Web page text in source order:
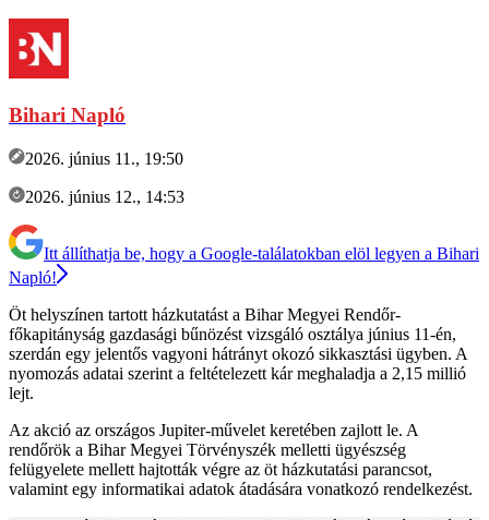
Bihari Napló
2026. június 11., 19:50
2026. június 12., 14:53
Itt állíthatja be, hogy a Google-találatokban elöl legyen a Bihari
Napló!
Öt helyszínen tartott házkutatást a Bihar Megyei Rendőr-
főkapitányság gazdasági bűnözést vizsgáló osztálya június 11-én,
szerdán egy jelentős vagyoni hátrányt okozó sikkasztási ügyben. A
nyomozás adatai szerint a feltételezett kár meghaladja a 2,15 millió
lejt.
Az akció az országos Jupiter-művelet keretében zajlott le. A
rendőrök a Bihar Megyei Törvényszék melletti ügyészség
felügyelete mellett hajtották végre az öt házkutatási parancsot,
valamint egy informatikai adatok átadására vonatkozó rendelkezést.